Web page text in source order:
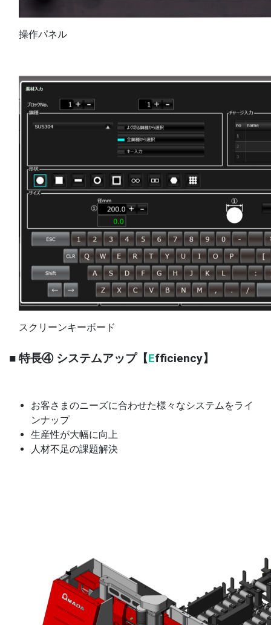
操作パネル
スクリーンキーボード
■ 特長④ システムアップ【Efficiency】
お客さまのニーズに合わせた様々なシステムをライ
ンナップ
生産性が大幅に向上
人材不足の課題解決